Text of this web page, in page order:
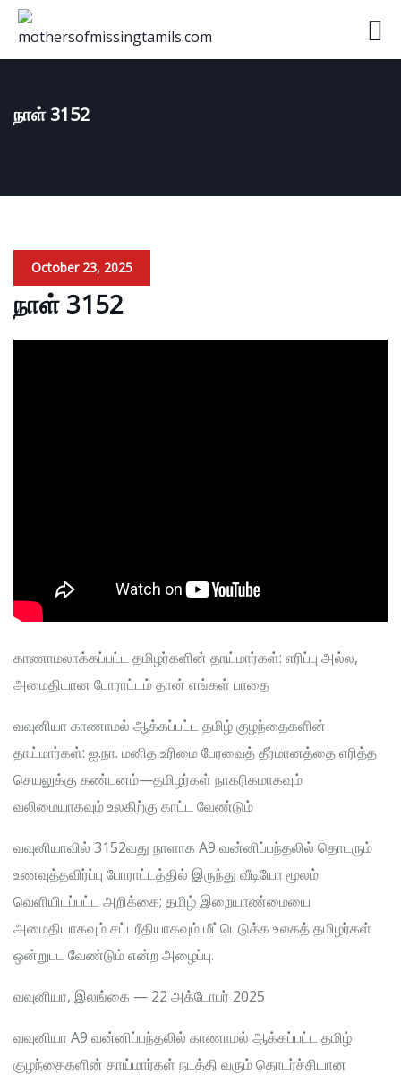
நாள் 3152
October 23, 2025
நாள் 3152
காணாமலாக்கப்பட்ட தமிழர்களின் தாய்மார்கள்: எரிப்பு அல்ல,
அமைதியான போராட்டம் தான் எங்கள் பாதை
வவுனியா காணாமல் ஆக்கப்பட்ட தமிழ் குழந்தைகளின்
தாய்மார்கள்: ஐ.நா. மனித உரிமை பேரவைத் தீர்மானத்தை எரித்த
செயலுக்கு கண்டனம்—தமிழர்கள் நாகரிகமாகவும்
வலிமையாகவும் உலகிற்கு காட்ட வேண்டும்
வவுனியாவில் 3152வது நாளாக A9 வன்னிப்பந்தலில் தொடரும்
உணவுத்தவிர்ப்பு போராட்டத்தில் இருந்து வீடியோ மூலம்
வெளியிடப்பட்ட அறிக்கை; தமிழ் இறையாண்மையை
அமைதியாகவும் சட்டரீதியாகவும் மீட்டெடுக்க உலகத் தமிழர்கள்
ஒன்றுபட வேண்டும் என்ற அழைப்பு.
வவுனியா, இலங்கை — 22 அக்டோபர் 2025
வவுனியா A9 வன்னிப்பந்தலில் காணாமல் ஆக்கப்பட்ட தமிழ்
குழந்தைகளின் தாய்மார்கள் நடத்தி வரும் தொடர்ச்சியான